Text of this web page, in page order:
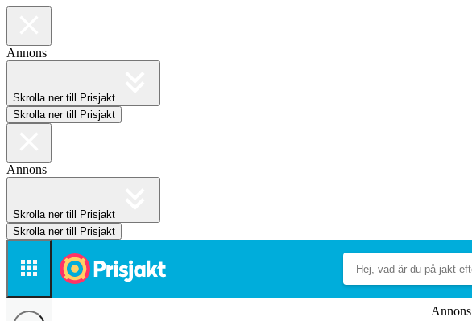
Annons
Skrolla ner till Prisjakt
Skrolla ner till Prisjakt
Annons
Skrolla ner till Prisjakt
Skrolla ner till Prisjakt
Annons